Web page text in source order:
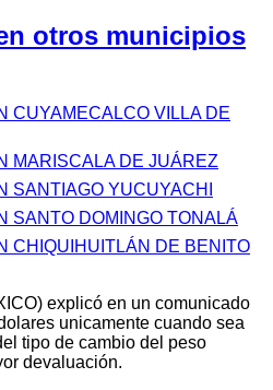
otros municipios
CUYAMECALCO VILLA DE
MARISCALA DE JUÁREZ
SANTIAGO YUCUYACHI
SANTO DOMINGO TONALÁ
CHIQUIHUITLÁN DE BENITO
explicó en un comunicado
unicamente cuando sea
tipo de cambio del peso
devaluación.